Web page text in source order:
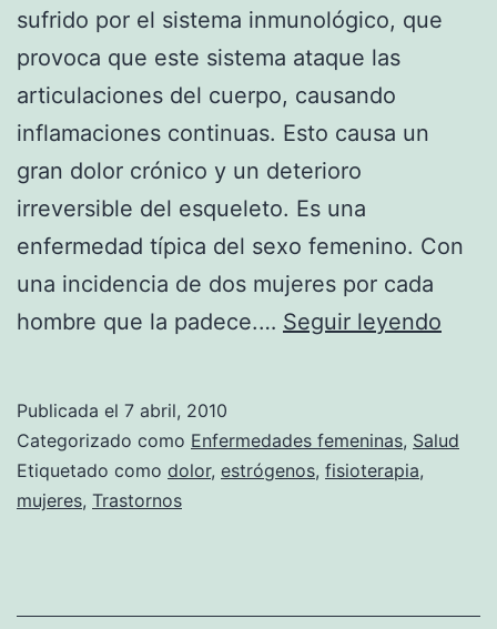
sufrido por el sistema inmunológico, que
provoca que este sistema ataque las
articulaciones del cuerpo, causando
inflamaciones continuas. Esto causa un
gran dolor crónico y un deterioro
irreversible del esqueleto. Es una
enfermedad típica del sexo femenino. Con
una incidencia de dos mujeres por cada
hombre que la padece.… Seguir leyendo
Publicada el 7 abril, 2010
Categorizado como Enfermedades femeninas, Salud
Etiquetado como dolor, estrógenos, fisioterapia,
mujeres, Trastornos